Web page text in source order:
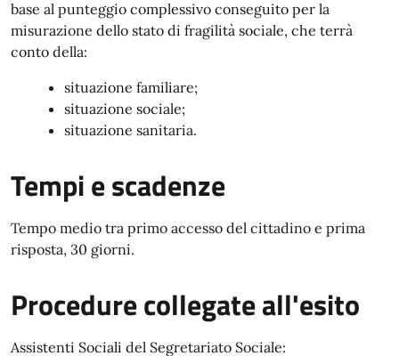
base al punteggio complessivo conseguito per la
misurazione dello stato di fragilità sociale, che terrà
conto della:
situazione familiare;
situazione sociale;
situazione sanitaria.
Tempi e scadenze
Tempo medio tra primo accesso del cittadino e prima
risposta, 30 giorni.
Procedure collegate all'esito
Assistenti Sociali del Segretariato Sociale: